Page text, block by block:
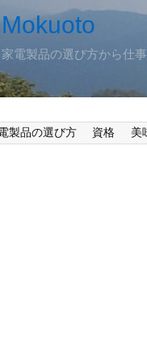
Mokuoto
家電製品の選び方から仕
製品の選び方 資格 美